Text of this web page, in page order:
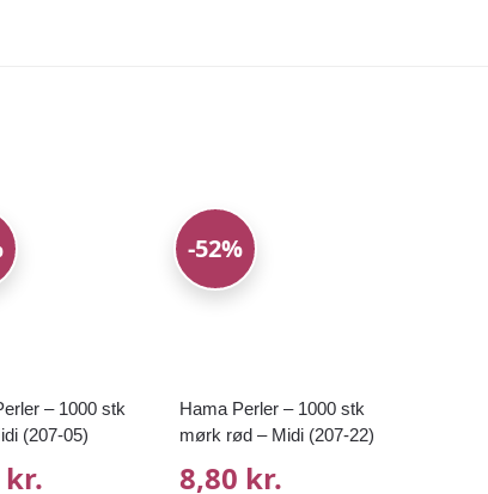
– 1000 stk
(207-05)
kr.
-52%
Hama Perler – 1000 stk
mørk rød – Midi (207-22)
8,80 kr.